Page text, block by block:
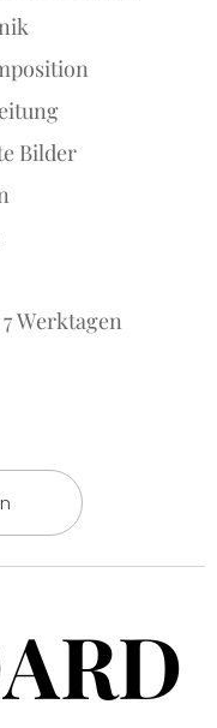
Bilder
Werktagen